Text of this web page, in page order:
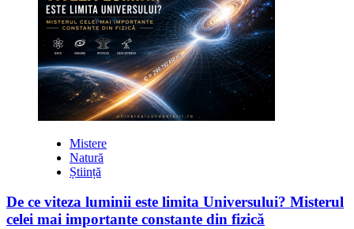
Mistere
Natură
Știință
De ce viteza luminii este limita Universului? Misterul
celei mai importante constante din fizică